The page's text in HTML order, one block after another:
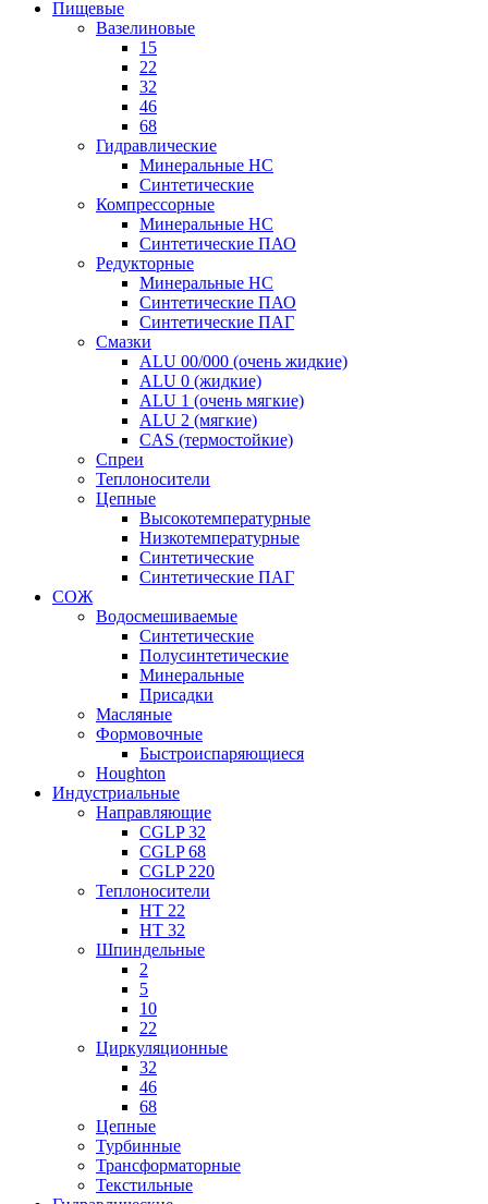
Пищевые
Вазелиновые
15
22
32
46
68
Гидравлические
Минеральные HC
Синтетические
Компрессорные
Минеральные HC
Синтетические ПАО
Редукторные
Минеральные HC
Синтетические ПАО
Синтетические ПАГ
Смазки
ALU 00/000 (очень жидкие)
ALU 0 (жидкие)
ALU 1 (очень мягкие)
ALU 2 (мягкие)
CAS (термостойкие)
Спреи
Теплоносители
Цепные
Высокотемпературные
Низкотемпературные
Синтетические
Синтетические ПАГ
СОЖ
Водосмешиваемые
Синтетические
Полусинтетические
Минеральные
Присадки
Масляные
Формовочные
Быстроиспаряющиеся
Houghton
Индустриальные
Направляющие
CGLP 32
CGLP 68
CGLP 220
Теплоносители
HT 22
HT 32
Шпиндельные
2
5
10
22
Циркуляционные
32
46
68
Цепные
Турбинные
Трансформаторные
Текстильные